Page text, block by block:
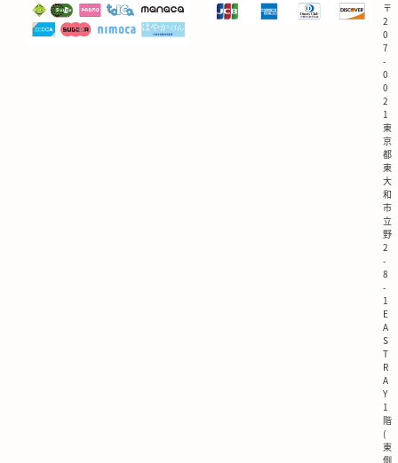
〒
2
0
7
-
0
0
2
1
東
京
都
東
大
和
市
立
野
2
-
8
-
1
E
A
S
T
R
A
Y
1
階
(
東
側